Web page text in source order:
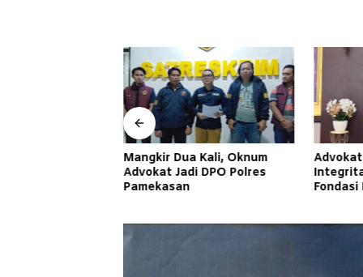
Advokat Muda Imam Hakiki:
Integritas Harus Menjadi
Fondasi Penegakan Hukum